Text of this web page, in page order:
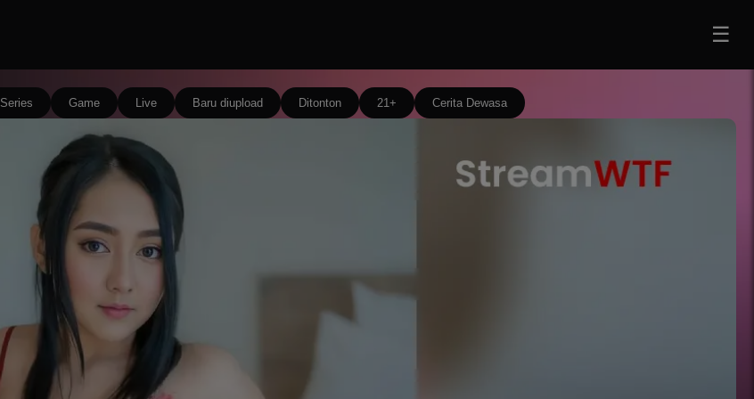
☰
Series Game Live Baru diupload Ditonton 21+ Cerita Dewasa